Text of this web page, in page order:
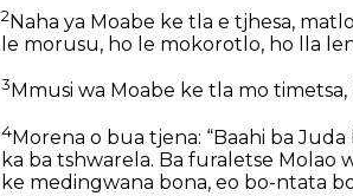
2 Naha ya Moabe ke tla e tjhesa,
le morusu, ho le mokorotlo, ho lla
3 Mmusi wa Moabe ke tla mo
4Morena o bua tjena: “Baahi ba
ka ba tshwarela. Ba furaletse Molao
ke medingwana bona, eo bo-ntata